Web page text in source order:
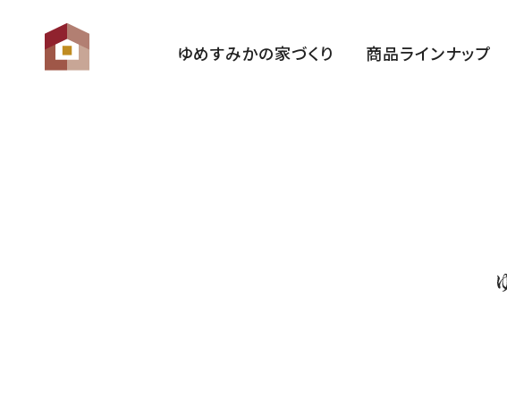
ゆめすみかの家づくり 商品ラインナップ